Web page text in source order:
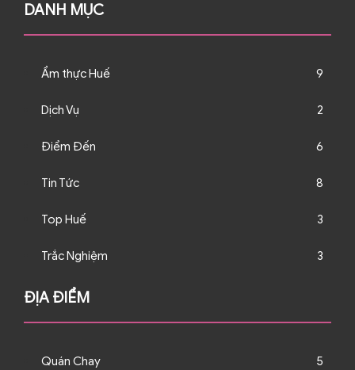
DANH MỤC
Ẩm thực Huế 9
Dịch Vụ 2
Điểm Đến 6
Tin Tức 8
Top Huế 3
Trắc Nghiệm 3
ĐỊA ĐIỂM
Quán Chay 5